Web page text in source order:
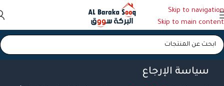
Skip to navigation
Skip to main content
سياسة الإرجاع